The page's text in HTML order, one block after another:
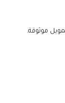
موثوقة.